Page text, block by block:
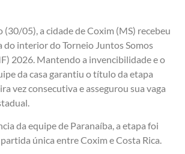
05), a cidade de Coxim (MS) recebeu
do interior do Torneio Juntos Somos
2026. Mantendo a invencibilidade e o
da casa garantiu o título da etapa
vez consecutiva e assegurou sua vaga
da equipe de Paranaíba, a etapa foi
única entre Coxim e Costa Rica.